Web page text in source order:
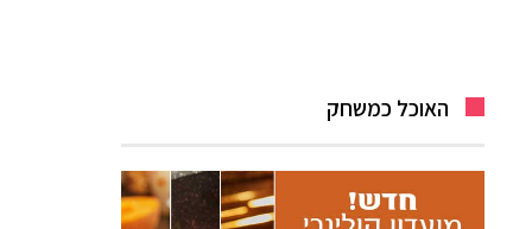
האוכל כמשחק